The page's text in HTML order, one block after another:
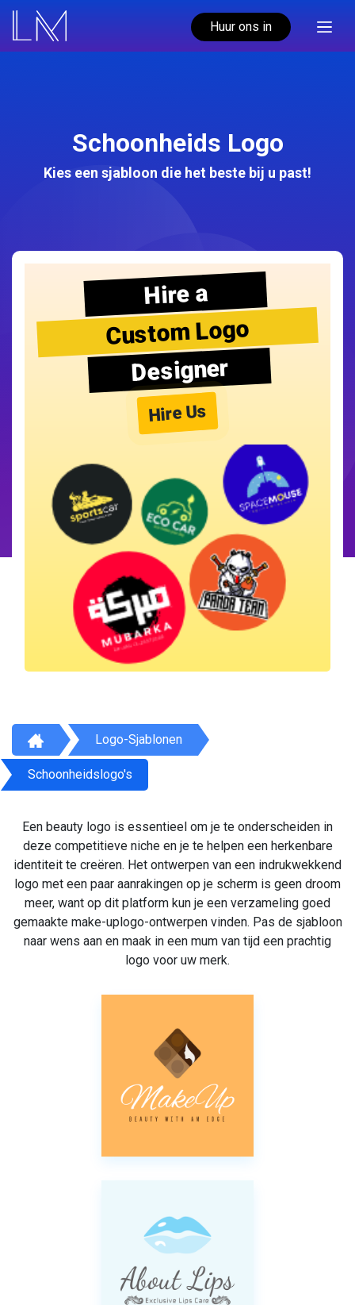
Huur ons in
Schoonheids Logo
Kies een sjabloon die het beste bij u past!
Hire a
Custom Logo
Designer
Hire Us
Logo-Sjablonen
Schoonheidslogo's
Een beauty logo is essentieel om je te onderscheiden in
deze competitieve niche en je te helpen een herkenbare
identiteit te creëren. Het ontwerpen van een indrukwekkend
logo met een paar aanrakingen op je scherm is geen droom
meer, want op dit platform kun je een verzameling goed
gemaakte make-uplogo-ontwerpen vinden. Pas de sjabloon
naar wens aan en maak in een mum van tijd een prachtig
logo voor uw merk.